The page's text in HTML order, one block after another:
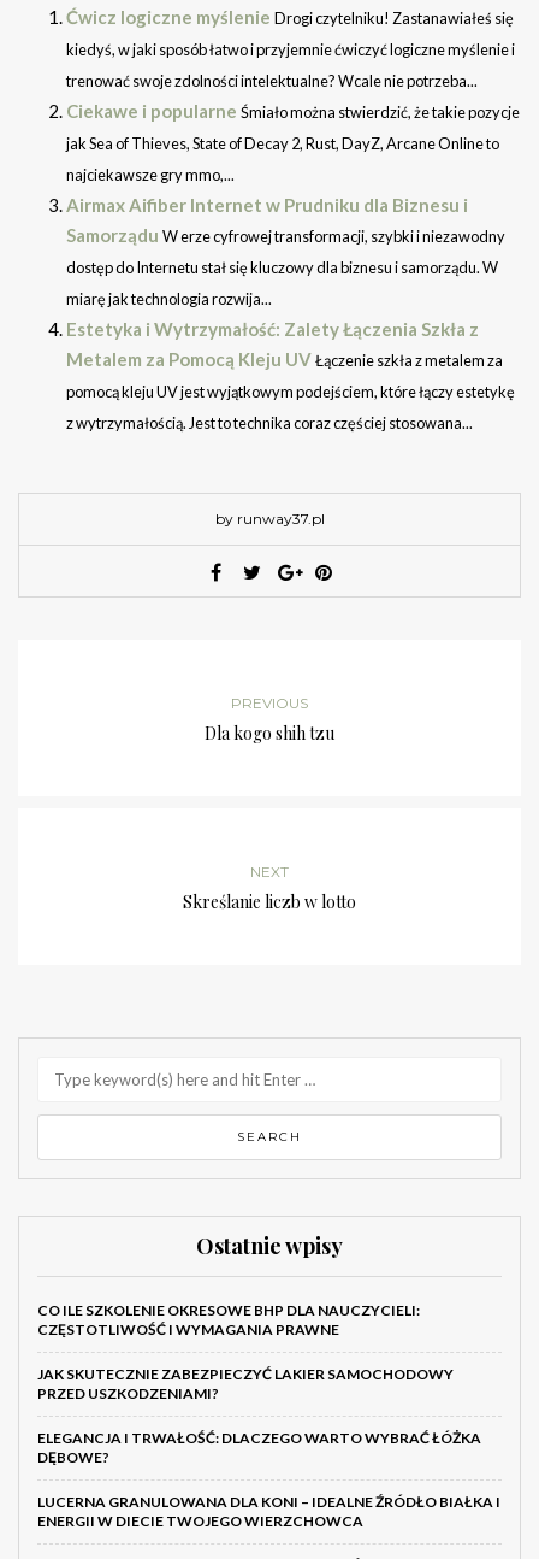
Ćwicz logiczne myślenie Drogi czytelniku! Zastanawiałeś się
kiedyś, w jaki sposób łatwo i przyjemnie ćwiczyć logiczne myślenie i
trenować swoje zdolności intelektualne? Wcale nie potrzeba...
Ciekawe i popularne Śmiało można stwierdzić, że takie pozycje
jak Sea of Thieves, State of Decay 2, Rust, DayZ, Arcane Online to
najciekawsze gry mmo,...
Airmax Aifiber Internet w Prudniku dla Biznesu i
Samorządu W erze cyfrowej transformacji, szybki i niezawodny
dostęp do Internetu stał się kluczowy dla biznesu i samorządu. W
miarę jak technologia rozwija...
Estetyka i Wytrzymałość: Zalety Łączenia Szkła z
Metalem za Pomocą Kleju UVŁączenie szkła z metalem za
pomocą kleju UV jest wyjątkowym podejściem, które łączy estetykę
z wytrzymałością. Jest to technika coraz częściej stosowana...
by runway37.pl
PREVIOUS
Dla kogo shih tzu
NEXT
Skreślanie liczb w lotto
Ostatnie wpisy
CO ILE SZKOLENIE OKRESOWE BHP DLA NAUCZYCIELI:
CZĘSTOTLIWOŚĆ I WYMAGANIA PRAWNE
JAK SKUTECZNIE ZABEZPIECZYĆ LAKIER SAMOCHODOWY
PRZED USZKODZENIAMI?
ELEGANCJA I TRWAŁOŚĆ: DLACZEGO WARTO WYBRAĆ ŁÓŻKA
DĘBOWE?
LUCERNA GRANULOWANA DLA KONI – IDEALNE ŹRÓDŁO BIAŁKA I
ENERGII W DIECIE TWOJEGO WIERZCHOWCA